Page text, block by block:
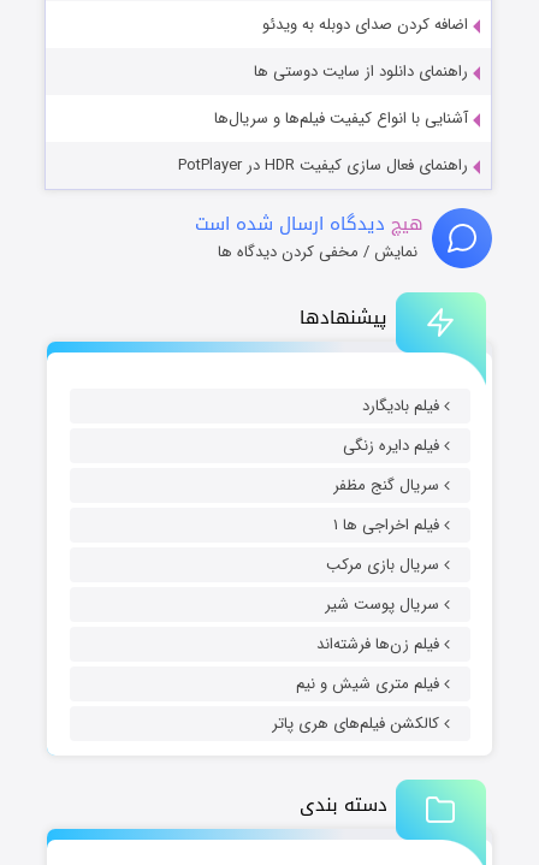
پیشنهادها
فیلم بادیگارد
فیلم دایره زنگی
سریال گنج مظفر
فیلم اخراجی ها ۱
سریال بازی مرکب
سریال پوست شیر
فیلم زن‌ها فرشته‌اند
فیلم متری شیش و نیم
کالکشن فیلم‌های هری پاتر
دسته بندی
اضافه کردن صدای دوبله به ویدئو
راهنمای دانلود از سایت دوستی ها
آشنایی با انواع کیفیت فیلم‌ها و سریال‌ها
راهنمای فعال سازی کیفیت HDR در PotPlayer
هیچ دیدگاه ارسال شده است
نمایش / مخفی کردن دیدگاه ها